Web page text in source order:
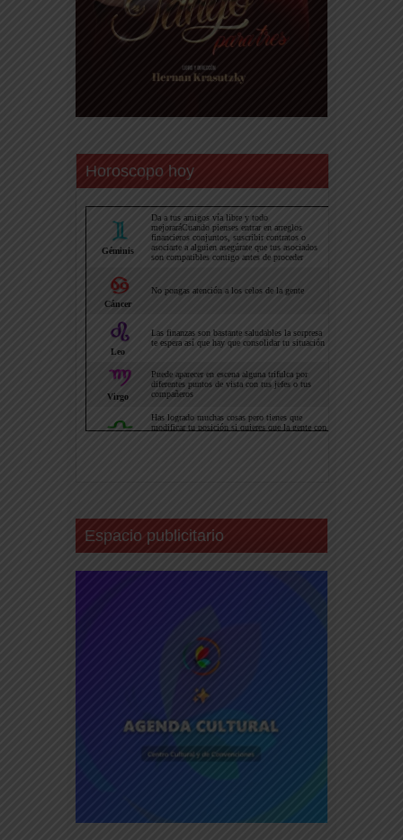
Horoscopo hoy
Espacio publicitario